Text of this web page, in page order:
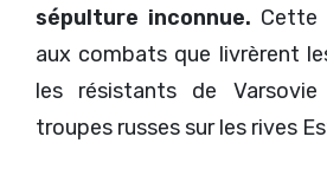
sépulture inconnue. Cette
aux combats que livrèrent
les résistants de
troupes russes sur les rives